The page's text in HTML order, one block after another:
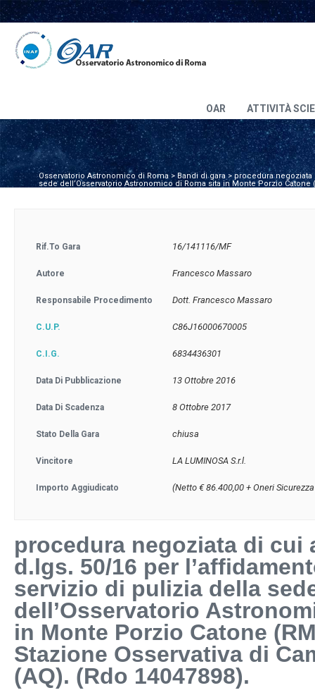
OAR ATTIVITÀ
Osservatorio Astronomico di Roma>Bandi di gara > procedura negoziata
sede dell’Osservatorio Astronomico di Roma sita in Monte Porzio Catone
Rif.to Gara 16/141116/MF
Autore Francesco Massaro
Responsabile Procedimento Dott. Francesco Massaro
C.U.P. C86J16000670005
C.I.G. 6834436301
Data Di Pubblicazione 13 Ottobre 2016
Data Di Scadenza 8 Ottobre 2017
Stato Della Gara chiusa
Vincitore LA LUMINOSA S.r.l.
Importo Aggiudicato (Netto € 86.400,00 + Oneri
procedura negoziata di cui
d.lgs. 50/16 per
servizio di pulizia della
dell’Osservatorio
in Monte Porzio Catone
Stazione Osservativa di
(AQ). (Rdo 14047898).